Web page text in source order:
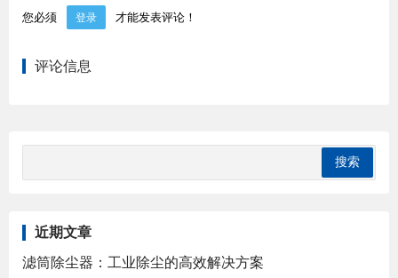
您必须 登录 才能发表评论！
评论信息
近期文章
滤筒除尘器：工业除尘的高效解决方案